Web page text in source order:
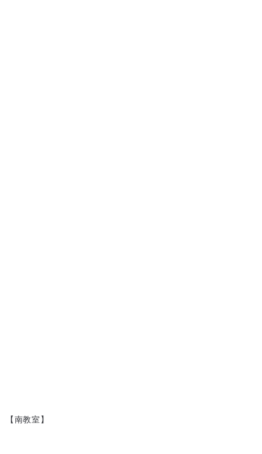
【南教室】